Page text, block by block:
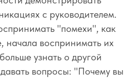
с руководителем.
"помехи", как
начала воспринимать их
узнать о другой
вопросы: "Почему вы